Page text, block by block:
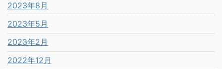
2023年8月
2023年5月
2023年2月
2022年12月